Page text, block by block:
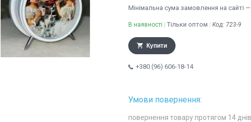
Мінімальна сума замовлення на сайті
В наявності Тільки оптом Код: 723-9
Купити
+380 (96) 606-18-14
повернення товару протягом 14 днів